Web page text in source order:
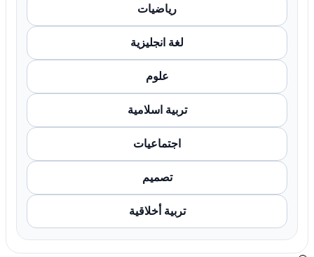
رياضيات
لغة انجليزية
علوم
تربية اسلامية
اجتماعيات
تصميم
تربية أخلاقية